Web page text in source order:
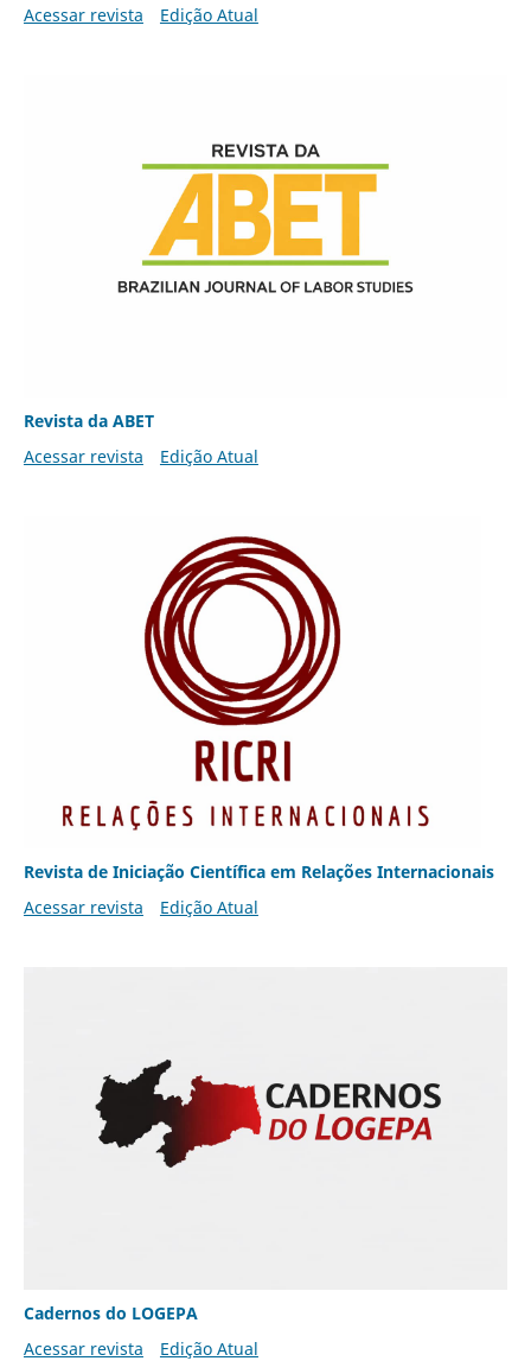
Acessar revista Edição Atual
Revista da ABET
Acessar revista
Edição Atual
Revista de Iniciação Científica em Relações Internacionais
Acessar revista
Edição Atual
Cadernos do LOGEPA
Acessar revista
Edição Atual